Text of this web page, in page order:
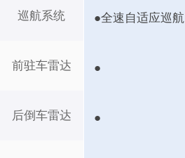
巡航系统
前驻车雷达
后倒车雷达
●全速自适应巡航
●
●